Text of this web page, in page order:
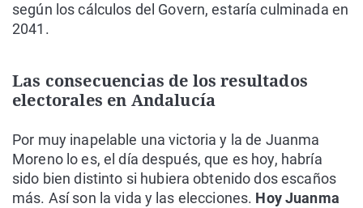
según los cálculos del Govern, estaría culminada en
2041.
Las consecuencias de los resultados
electorales en Andalucía
Por muy inapelable una victoria y la de Juanma
Moreno lo es, el día después, que es hoy, habría
sido bien distinto si hubiera obtenido dos escaños
más. Así son la vida y las elecciones. Hoy Juanma